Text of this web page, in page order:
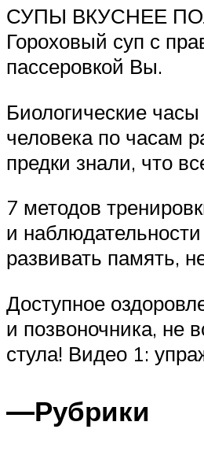
СУПЫ ВКУСНЕЕ
Гороховый суп с
пассеровкой Вы.
Биологические
человека по часам
предки знали, что
7 методов
и
развивать память,
Доступное
и позвоночника, не
стула! Видео 1:
—Рубрики